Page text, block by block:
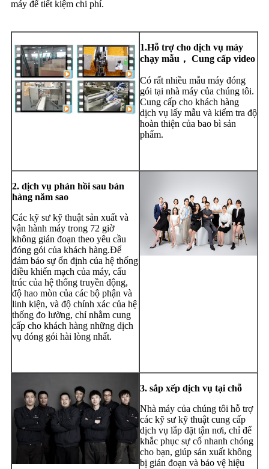
máy để tiết kiệm chi phí.
1.Hỗ trợ cho dịch vụ máy
chạy mẫu ， Cung cấp video
Có rất nhiều mẫu máy đóng
gói tại nhà máy của chúng tôi.
Cung cấp cho khách hàng
dịch vụ lấy mẫu và kiểm tra độ
hoàn thiện của bao bì sản
phẩm.
2. dịch vụ phản hồi sau bán
hàng năm sao
Các kỹ sư kỹ thuật sản xuất và
vận hành máy trong 72 giờ
không gián đoạn theo yêu cầu
đóng gói của khách hàng.Để
đảm bảo sự ổn định của hệ thống
điều khiển mạch của máy, cấu
trúc của hệ thống truyền động,
độ hao mòn của các bộ phận và
linh kiện, và độ chính xác của hệ
thống đo lường, chỉ nhằm cung
cấp cho khách hàng những dịch
vụ đóng gói hài lòng nhất.
3. sắp xếp dịch vụ tại chỗ
Nhà máy của chúng tôi hỗ trợ
các kỹ sư kỹ thuật cung cấp
dịch vụ lắp đặt tận nơi, chỉ để
khắc phục sự cố nhanh chóng
cho bạn, giúp sản xuất không
bị gián đoạn và bảo vệ hiệu